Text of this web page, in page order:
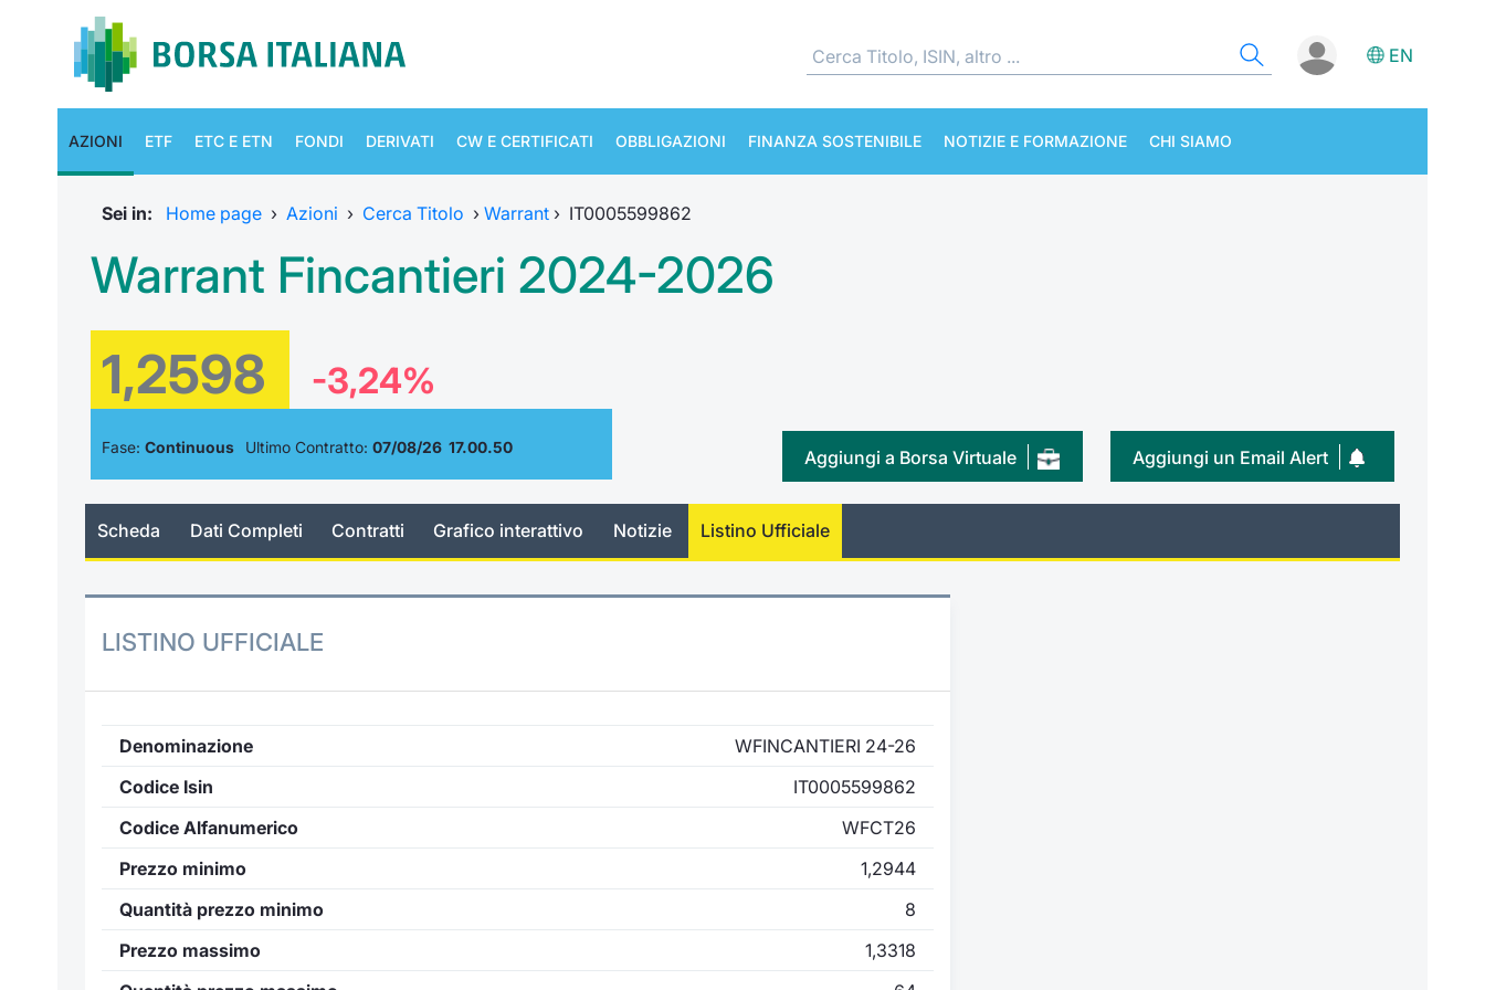
EN
AZIONI ETF ETC E ETN FONDI DERIVATI CW E CERTIFICATI OBBLIGAZIONI FINANZA SOSTENIBILE NOTIZIE E FORMAZIONE CHI SIAMO
Sei in: Home page › Azioni › Cerca Titolo › Warrant › IT0005599862
Warrant Fincantieri 2024-2026
1,2598 -3,24%
Fase: Continuous Ultimo Contratto: 07/08/26 17.00.50 Aggiungi un Email Alert
Aggiungi a Borsa Virtuale
Scheda Dati Completi Contratti Grafico interattivo Notizie Listino Ufficiale
LISTINO UFFICIALE
Denominazione
WFINCANTIERI 24-26
Codice Isin
IT0005599862
Codice Alfanumerico
WFCT26
Prezzo minimo
1,2944
Quantità prezzo minimo
8
Prezzo massimo
1,3318